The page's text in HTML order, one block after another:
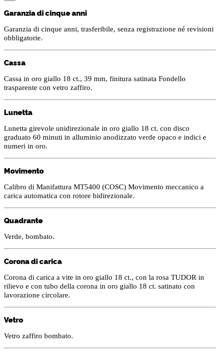
Garanzia di cinque anni
Garanzia di cinque anni, trasferibile, senza registrazione né revisioni
obbligatorie.
Cassa
Cassa in oro giallo 18 ct., 39 mm, finitura satinata Fondello
trasparente con vetro zaffiro.
Lunetta
Lunetta girevole unidirezionale in oro giallo 18 ct. con disco
graduato 60 minuti in alluminio anodizzato verde opaco e indici e
numeri in oro.
Movimento
Calibro di Manifattura MT5400 (COSC) Movimento meccanico a
carica automatica con rotore bidirezionale.
Quadrante
Verde, bombato.
Corona di carica
Corona di carica a vite in oro giallo 18 ct., con la rosa TUDOR in
rilievo e con tubo della corona in oro giallo 18 ct. satinato con
lavorazione circolare.
Vetro
Vetro zaffiro bombato.